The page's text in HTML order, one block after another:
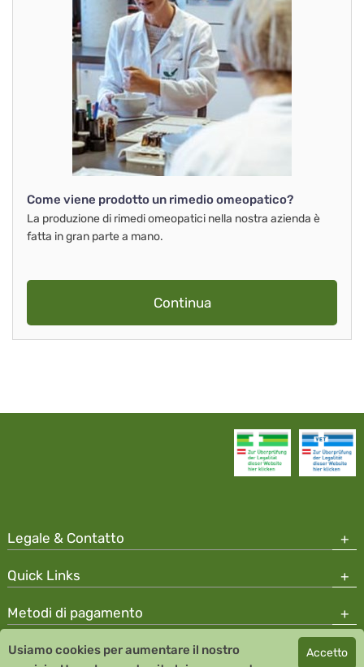
Come viene prodotto un rimedio omeopatico?
La produzione di rimedi omeopatici nella nostra azienda è
fatta in gran parte a mano.
Continua
Legale & Contatto
Quick Links
Metodi di pagamento
Copyright © 2026 Team Santé Salvator Apotheke
Usiamo cookies per aumentare il nostro
Accetto